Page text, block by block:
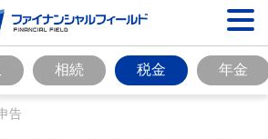
相続 税金 年金
告